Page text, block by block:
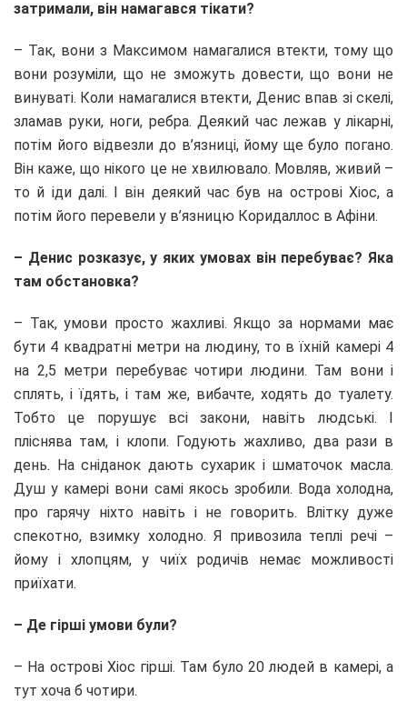
затримали, він намагався тікати?
– Так, вони з Максимом намагалися втекти, тому що
вони розуміли, що не зможуть довести, що вони не
винуваті. Коли намагалися втекти, Денис впав зі скелі,
зламав руки, ноги, ребра. Деякий час лежав у лікарні,
потім його відвезли до в’язниці, йому ще було погано.
Він каже, що нікого це не хвилювало. Мовляв, живий –
то й іди далі. І він деякий час був на острові Хіос, а
потім його перевели у в’язницю Коридаллос в Афіни.
– Денис розказує, у яких умовах він перебуває? Яка
там обстановка?
– Так, умови просто жахливі. Якщо за нормами має
бути 4 квадратні метри на людину, то в їхній камері 4
на 2,5 метри перебуває чотири людини. Там вони і
сплять, і їдять, і там же, вибачте, ходять до туалету.
Тобто це порушує всі закони, навіть людські. І
пліснява там, і клопи. Годують жахливо, два рази в
день. На сніданок дають сухарик і шматочок масла.
Душ у камері вони самі якось зробили. Вода холодна,
про гарячу ніхто навіть і не говорить. Влітку дуже
спекотно, взимку холодно. Я привозила теплі речі –
йому і хлопцям, у чиїх родичів немає можливості
приїхати.
– Де гірші умови були?
– На острові Хіос гірші. Там було 20 людей в камері, а
тут хоча б чотири.